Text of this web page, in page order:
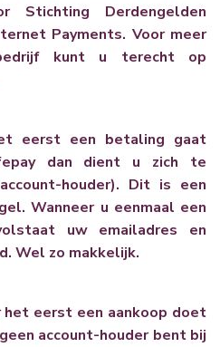
Stichting Derdengelden
Payments. Voor meer
kunt u terecht op
eerst een betaling gaat
dan dient u zich te
houder). Dit is een
Wanneer u eenmaal een
uw emailadres en
Wel zo makkelijk.
het eerst een aankoop doet
account-houder bent bij